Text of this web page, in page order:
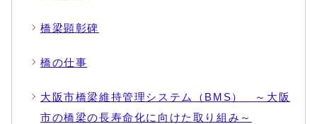
橋梁顕彰碑
橋の仕事
大阪市橋梁維持管理システム（BMS） ～大阪
市の橋梁の長寿命化に向けた取り組み～